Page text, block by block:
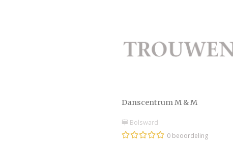
Danscentrum M & M
Bolsward
0 beoordeling